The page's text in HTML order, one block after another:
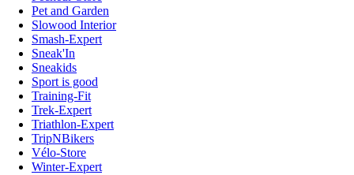
Pet and Garden
Slowood Interior
Smash-Expert
Sneak'In
Sneakids
Sport is good
Training-Fit
Trek-Expert
Triathlon-Expert
TripNBikers
Vélo-Store
Winter-Expert